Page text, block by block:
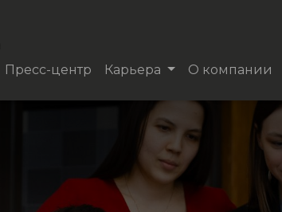
Пресс-центр Карьера О компании